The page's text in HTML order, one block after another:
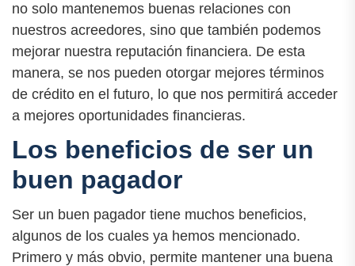
no solo mantenemos buenas relaciones con
nuestros acreedores, sino que también podemos
mejorar nuestra reputación financiera. De esta
manera, se nos pueden otorgar mejores términos
de crédito en el futuro, lo que nos permitirá acceder
a mejores oportunidades financieras.
Los beneficios de ser un
buen pagador
Ser un buen pagador tiene muchos beneficios,
algunos de los cuales ya hemos mencionado.
Primero y más obvio, permite mantener una buena